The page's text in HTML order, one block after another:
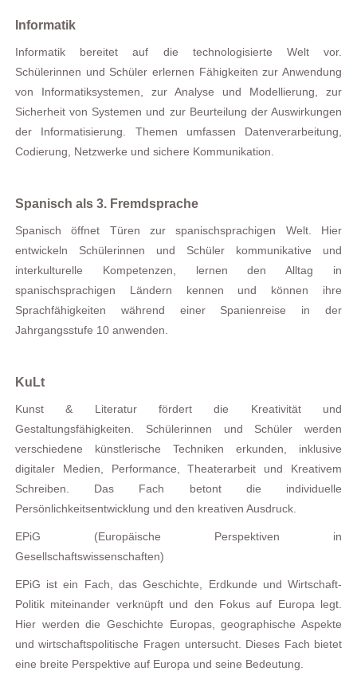
Informatik
Informatik bereitet auf die technologisierte Welt vor.
Schülerinnen und Schüler erlernen Fähigkeiten zur Anwendung
von Informatiksystemen, zur Analyse und Modellierung, zur
Sicherheit von Systemen und zur Beurteilung der Auswirkungen
der Informatisierung. Themen umfassen Datenverarbeitung,
Codierung, Netzwerke und sichere Kommunikation.
Spanisch als 3. Fremdsprache
Spanisch öffnet Türen zur spanischsprachigen Welt. Hier
entwickeln Schülerinnen und Schüler kommunikative und
interkulturelle Kompetenzen, lernen den Alltag in
spanischsprachigen Ländern kennen und können ihre
Sprachfähigkeiten während einer Spanienreise in der
Jahrgangsstufe 10 anwenden.
KuLt
Kunst & Literatur fördert die Kreativität und
Gestaltungsfähigkeiten. Schülerinnen und Schüler werden
verschiedene künstlerische Techniken erkunden, inklusive
digitaler Medien, Performance, Theaterarbeit und Kreativem
Schreiben. Das Fach betont die individuelle
Persönlichkeitsentwicklung und den kreativen Ausdruck.
EPiG (Europäische Perspektiven in
Gesellschaftswissenschaften)
EPiG ist ein Fach, das Geschichte, Erdkunde und Wirtschaft-
Politik miteinander verknüpft und den Fokus auf Europa legt.
Hier werden die Geschichte Europas, geographische Aspekte
und wirtschaftspolitische Fragen untersucht. Dieses Fach bietet
eine breite Perspektive auf Europa und seine Bedeutung.